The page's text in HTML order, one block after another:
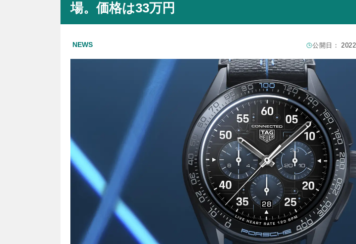
場。価格は33万円
NEWS 公開日：